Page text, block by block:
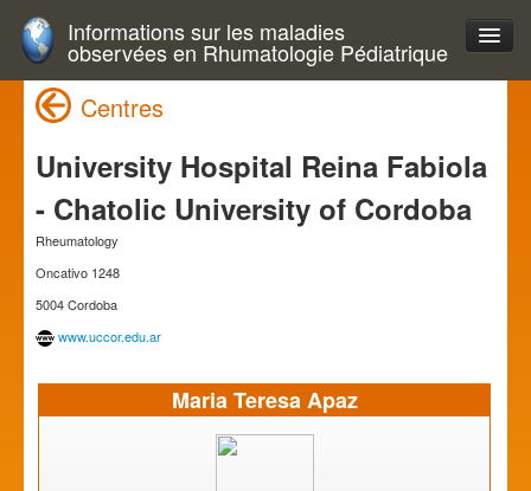
Informations sur les maladies
observées en Rhumatologie Pédiatrique
Centres
University Hospital Reina Fabiola
- Chatolic University of Cordoba
Rheumatology
Oncativo 1248
5004 Cordoba
www.uccor.edu.ar
Maria Teresa Apaz